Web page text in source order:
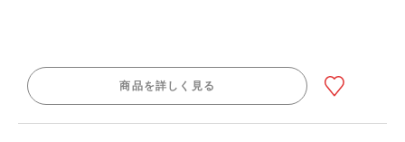
商品を詳しく見る